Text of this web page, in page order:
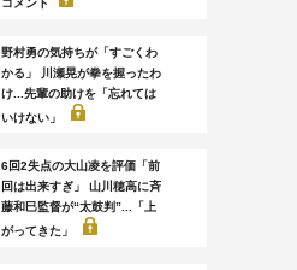
野村勇の気持ちが「すごくわ
かる」 川瀬晃が拳を握ったわ
け...先輩の助けを「忘れては
いけない」
6回2失点の大山凌を評価「前
回は出来すぎ」 山川穂高に斉
藤和巳監督が“太鼓判”...「上
がってきた」